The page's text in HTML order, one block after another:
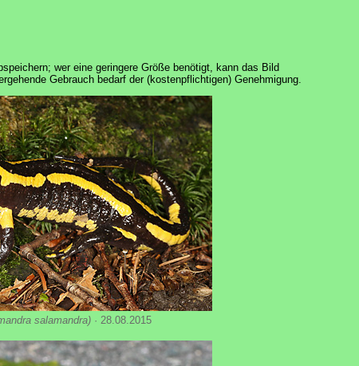
wer eine geringere Größe benötigt, kann das Bild
Gebrauch bedarf der (kostenpflichtigen) Genehmigung.
salamandra)· 28.08.2015